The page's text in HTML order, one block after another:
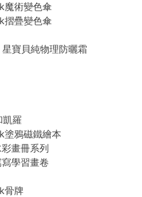
魔術變色傘
摺疊變色傘
星寶貝純物理防曬霜
凱羅
塗鴉磁鐵繪本
畫冊系列
學習畫卷
骨牌